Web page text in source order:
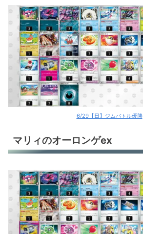
6/29【日】ジムバトル優勝
マリィのオーロンゲex